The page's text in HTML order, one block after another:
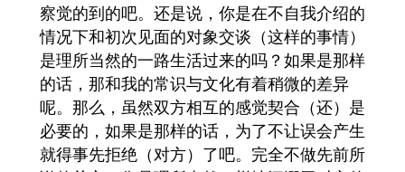
察觉的到的吧。还是说，你是在不自我介绍的
情况下和初次见面的对象交谈（这样的事情）
是理所当然的一路生活过来的吗？如果是那样
的话，那和我的常识与文化有着稍微的差异
呢。那么，虽然双方相互的感觉契合（还）是
必要的，如果是那样的话，为了不让误会产生
就得事先拒绝（对方）了吧。完全不做先前所